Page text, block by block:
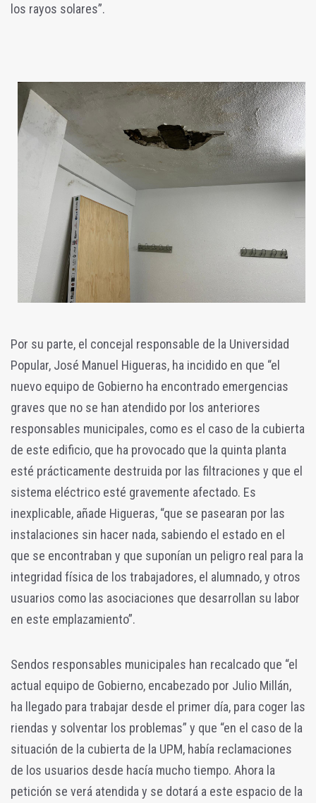
los rayos solares”.
Por su parte, el concejal responsable de la Universidad
Popular, José Manuel Higueras, ha incidido en que “el
nuevo equipo de Gobierno ha encontrado emergencias
graves que no se han atendido por los anteriores
responsables municipales, como es el caso de la cubierta
de este edificio, que ha provocado que la quinta planta
esté prácticamente destruida por las filtraciones y que el
sistema eléctrico esté gravemente afectado. Es
inexplicable, añade Higueras, “que se pasearan por las
instalaciones sin hacer nada, sabiendo el estado en el
que se encontraban y que suponían un peligro real para la
integridad física de los trabajadores, el alumnado, y otros
usuarios como las asociaciones que desarrollan su labor
en este emplazamiento”.
Sendos responsables municipales han recalcado que “el
actual equipo de Gobierno, encabezado por Julio Millán,
ha llegado para trabajar desde el primer día, para coger las
riendas y solventar los problemas” y que “en el caso de la
situación de la cubierta de la UPM, había reclamaciones
de los usuarios desde hacía mucho tiempo. Ahora la
petición se verá atendida y se dotará a este espacio de la